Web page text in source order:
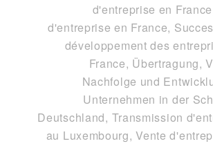
d'entreprise en
d'entreprise en France,
développement des
France, Übertragung,
Nachfolge und
Unternehmen in der
Deutschland, Transmission
au Luxembourg, Vente